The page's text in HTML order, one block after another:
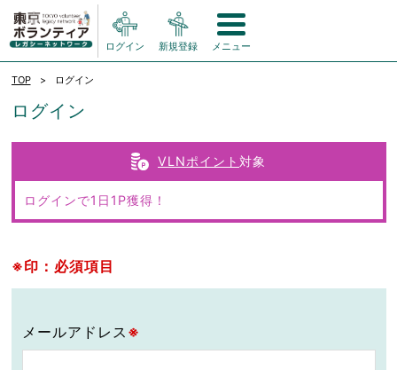
ログイン 新規登録 メニュー
TOP ログイン
ログイン
VLNポイント 対象
ログインで1日1P獲得！
※印：必須項目
メールアドレス ※